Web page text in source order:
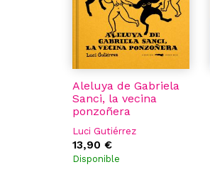
Aleluya de Gabriela
Sanci, la vecina
ponzoñera
Luci Gutiérrez
13,90 €
Disponible